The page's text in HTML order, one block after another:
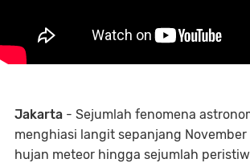
Jakarta - Sejumlah fenomena
menghiasi langit sepanjang November
hujan meteor hingga sejumlah